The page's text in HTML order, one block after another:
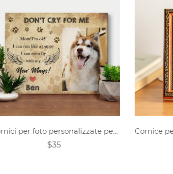
Cornici per foto personalizzate per animali domestici
$35